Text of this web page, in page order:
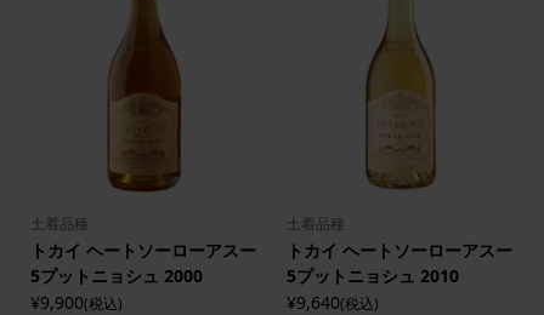
土着品種
トカイ ヘートソーローアスー
5プットニョシュ 2000
¥9,900(税込)
土着品種
トカイ ヘートソーローアスー
5プットニョシュ 2010
¥9,640(税込)